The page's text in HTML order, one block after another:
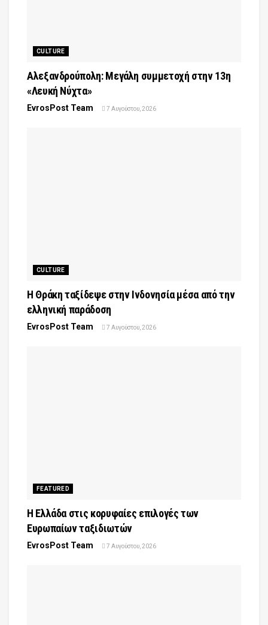
CULTURE
Αλεξανδρούπολη: Μεγάλη συμμετοχή στην 13η
«Λευκή Νύχτα»
EvrosPost Team 7 Αυγούστου, 2026
CULTURE
Η Θράκη ταξίδεψε στην Ινδονησία μέσα από την
ελληνική παράδοση
EvrosPost Team 7 Αυγούστου, 2026
FEATURED
Η Ελλάδα στις κορυφαίες επιλογές των
Ευρωπαίων ταξιδιωτών
EvrosPost Team 7 Αυγούστου, 2026